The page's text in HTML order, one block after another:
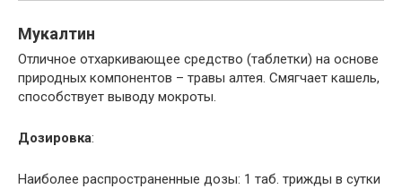
Мукалтин
Отличное отхаркивающее средство (таблетки) на основе
природных компонентов – травы алтея. Смягчает кашель,
способствует выводу мокроты.
Дозировка:
Наиболее распространенные дозы: 1 таб. трижды в сутки